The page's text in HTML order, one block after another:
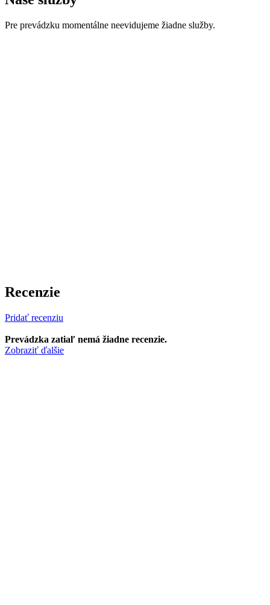
Pre prevádzku momentálne neevidujeme žiadne služby.
Recenzie
Pridať recenziu
Prevádzka zatiaľ nemá žiadne recenzie.
Zobraziť ďalšie